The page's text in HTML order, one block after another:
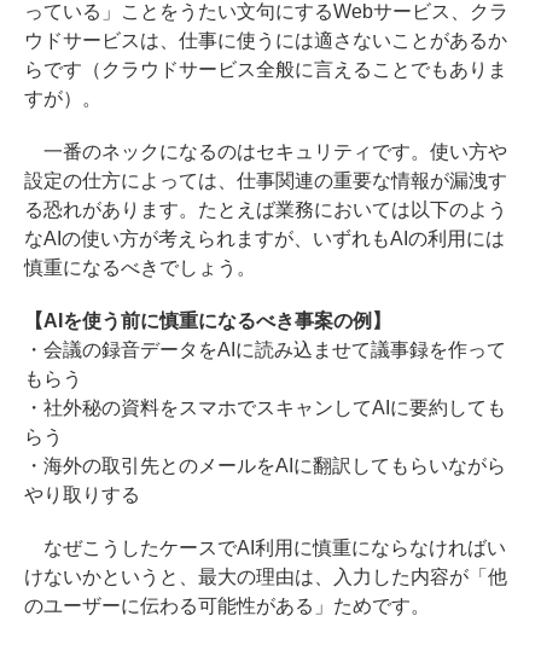
っている」ことをうたい文句にするWebサービス、クラ
ウドサービスは、仕事に使うには適さないことがあるか
らです（クラウドサービス全般に言えることでもありま
すが）。
一番のネックになるのはセキュリティです。使い方や
設定の仕方によっては、仕事関連の重要な情報が漏洩す
る恐れがあります。たとえば業務においては以下のよう
なAIの使い方が考えられますが、いずれもAIの利用には
慎重になるべきでしょう。
【AIを使う前に慎重になるべき事案の例】
・会議の録音データをAIに読み込ませて議事録を作って
もらう
・社外秘の資料をスマホでスキャンしてAIに要約しても
らう
・海外の取引先とのメールをAIに翻訳してもらいながら
やり取りする
なぜこうしたケースでAI利用に慎重にならなければい
けないかというと、最大の理由は、入力した内容が「他
のユーザーに伝わる可能性がある」ためです。